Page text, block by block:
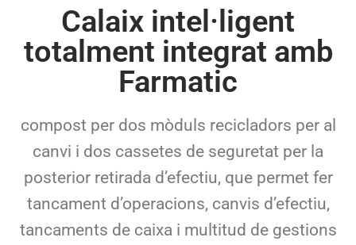
Calaix intel·ligent
totalment integrat amb
Farmatic
compost per dos mòduls recicladors per al
canvi i dos cassetes de seguretat per la
posterior retirada d’efectiu, que permet fer
tancament d’operacions, canvis d’efectiu,
tancaments de caixa i multitud de gestions